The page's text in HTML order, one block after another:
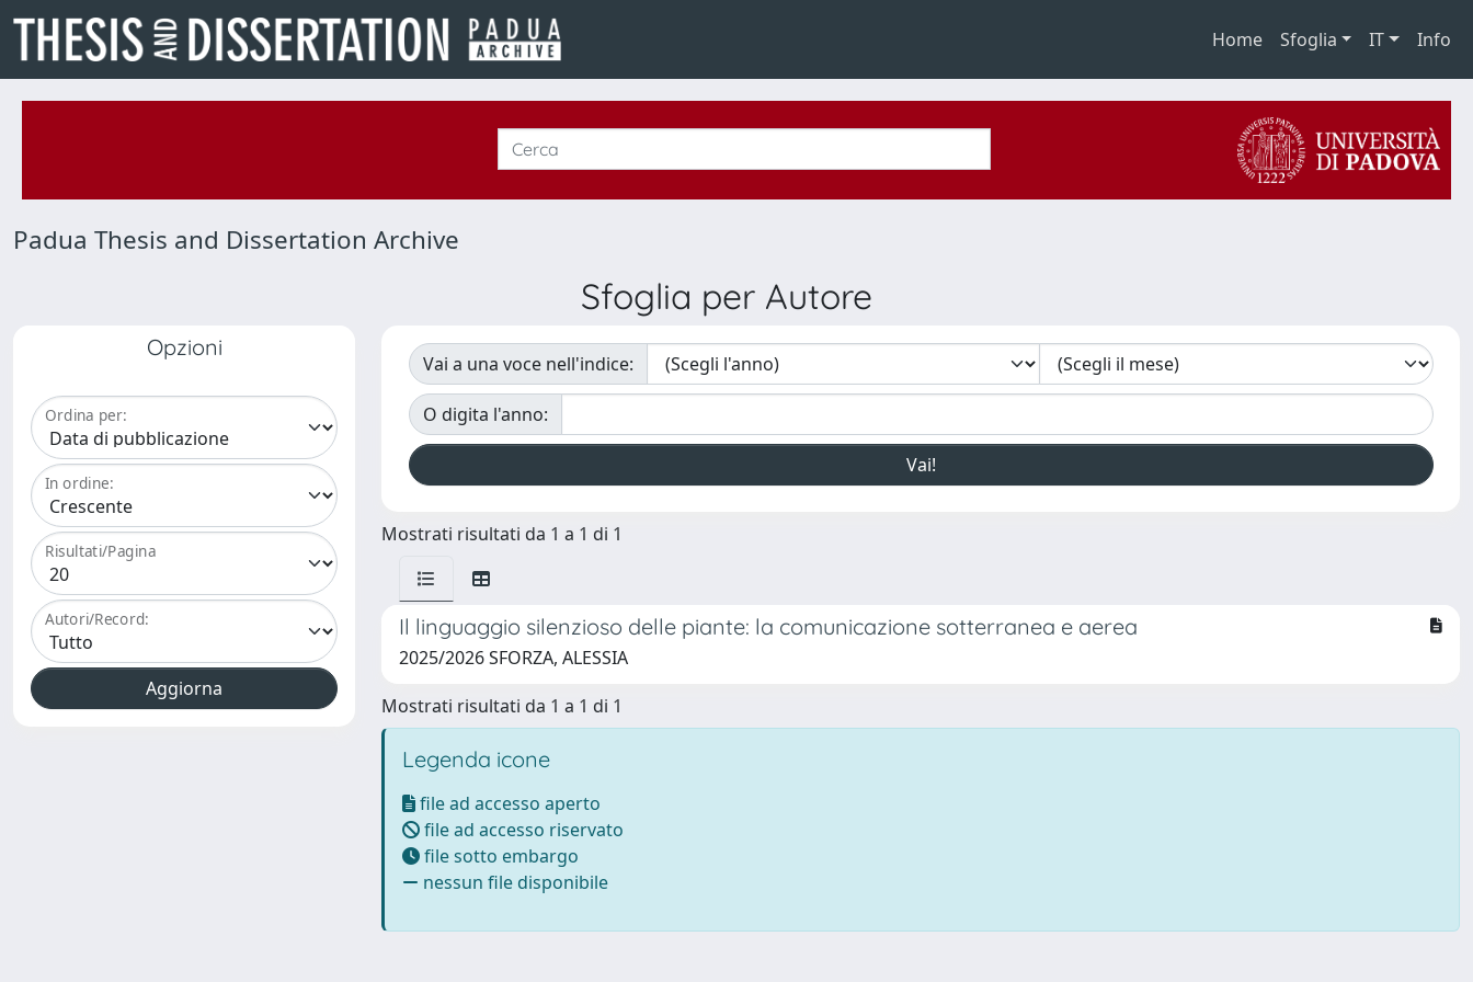
Home Sfoglia IT Info
Padua Thesis and Dissertation Archive
Sfoglia per Autore
Opzioni
Ordina per:
In ordine:
Risultati/Pagina
Autori/Record:
Vai a una voce nell'indice:
O digita l'anno:
Mostrati risultati da 1 a 1 di 1
Il linguaggio silenzioso delle piante: la comunicazione sotterranea e aerea
2025/2026 SFORZA, ALESSIA
Mostrati risultati da 1 a 1 di 1
Legenda icone
file ad accesso aperto
file ad accesso riservato
file sotto embargo
nessun file disponibile